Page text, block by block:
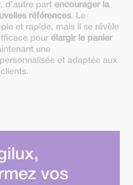
d’autre part encourager la
références. Le
et rapide, mais il se révèle
pour élargir le panier
une
et adaptée aux
vos